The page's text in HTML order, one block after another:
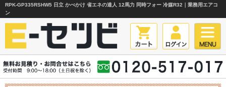
RPK-GP335RSHW5 日立 かべかけ 省エネの達人 12馬力 同時フォー 冷媒R32｜業務用エアコ
ン